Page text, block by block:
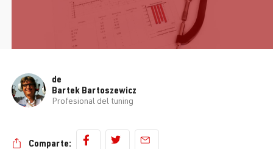
de
Bartek Bartoszewicz
Profesional del tuning
Comparte: